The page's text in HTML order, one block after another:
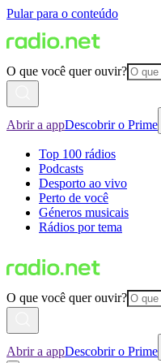
Pular para o conteúdo
O que você quer ouvir?
Abrir a appDescobrir o Prime
Top 100 rádios
Podcasts
Desporto ao vivo
Perto de você
Géneros musicais
Rádios por tema
O que você quer ouvir?
Abrir a appDescobrir o Prime